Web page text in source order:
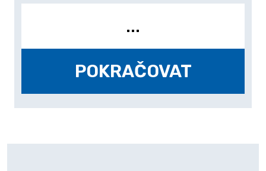
...
POKRAČOVAT